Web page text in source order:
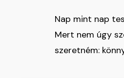
Nap mint nap
Mert nem úgy
szeretném: